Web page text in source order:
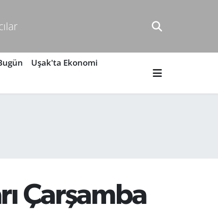
Uşak'ta Ekonomi
Çarşamba